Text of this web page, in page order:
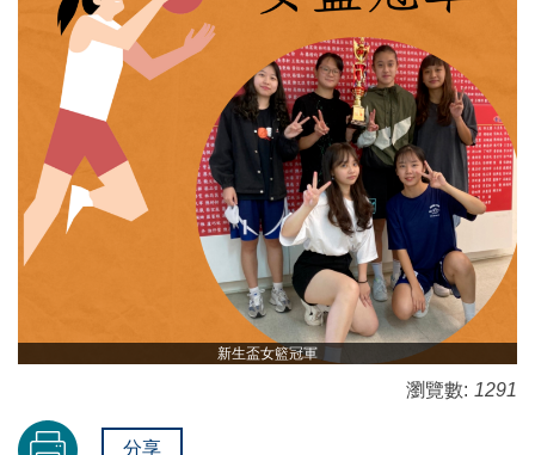
新生盃女籃冠軍
瀏覽數: 1291
分享